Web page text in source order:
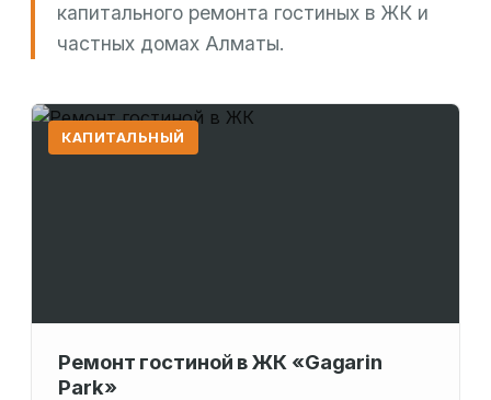
капитального ремонта гостиных в ЖК и
частных домах Алматы.
КАПИТАЛЬНЫЙ
Ремонт гостиной в ЖК «Gagarin
Park»